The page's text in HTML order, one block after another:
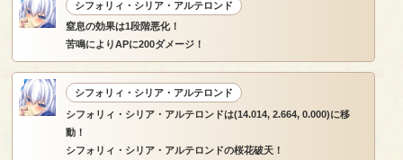
シフォリィ・シリア・アルテロンド
窒息の効果は1段階悪化！
苦鳴によりAPに200ダメージ！
シフォリィ・シリア・アルテロンド
シフォリィ・シリア・アルテロンドは(14.014, 2.664, 0.000)に移
動！
シフォリィ・シリア・アルテロンドの桜花破天！